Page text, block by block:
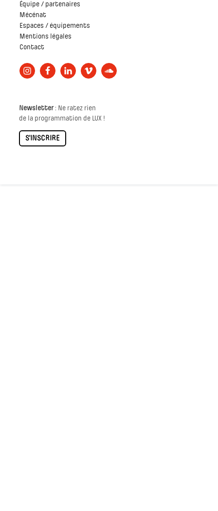
Équipe / partenaires
Mécénat
Espaces / équipements
Mentions légales
Contact
Newsletter: Ne ratez rien
de la programmation de LUX !
S'INSCRIRE